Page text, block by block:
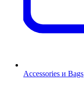
Accessories и Bags